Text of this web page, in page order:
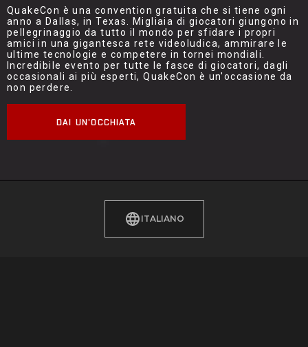
QuakeCon è una convention gratuita che si tiene ogni
anno a Dallas, in Texas. Migliaia di giocatori giungono in
pellegrinaggio da tutto il mondo per sfidare i propri
amici in una gigantesca rete videoludica, ammirare le
ultime tecnologie e competere in tornei mondiali.
Incredibile evento per tutte le fasce di giocatori, dagli
occasionali ai più esperti, QuakeCon è un'occasione da
non perdere.
DAI UN'OCCHIATA
ITALIANO